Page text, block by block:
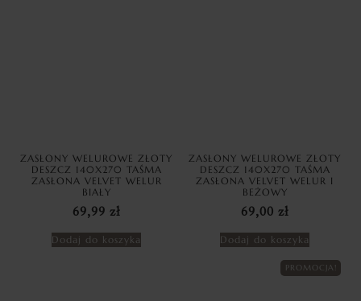
ZASŁONY WELUROWE ZŁOTY
DESZCZ 140X270 TAŚMA
ZASŁONA VELVET WELUR
BIAŁY
69,99 zł
Dodaj do koszyka
ZASŁONY WELUROWE ZŁOTY
DESZCZ 140X270 TAŚMA
ZASŁONA VELVET WELUR I
BEŻOWY
69,00 zł
Dodaj do koszyka
PROMOCJA!